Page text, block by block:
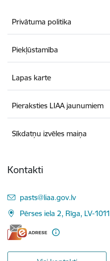
Privātuma politika
Piekļūstamība
Lapas karte
Pieraksties LIAA jaunumiem
Sīkdatņu izvēles maiņa
Kontakti
E-pasts:
pasts@liaa.gov.lv
Pērses iela 2, Rīga, LV-1011